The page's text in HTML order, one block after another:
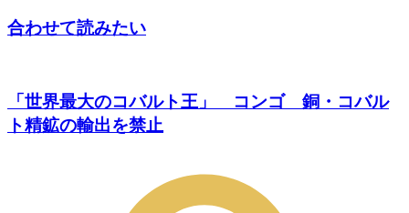
合わせて読みたい
「世界最大のコバルト王」 コンゴ 銅・コバル
ト精鉱の輸出を禁止